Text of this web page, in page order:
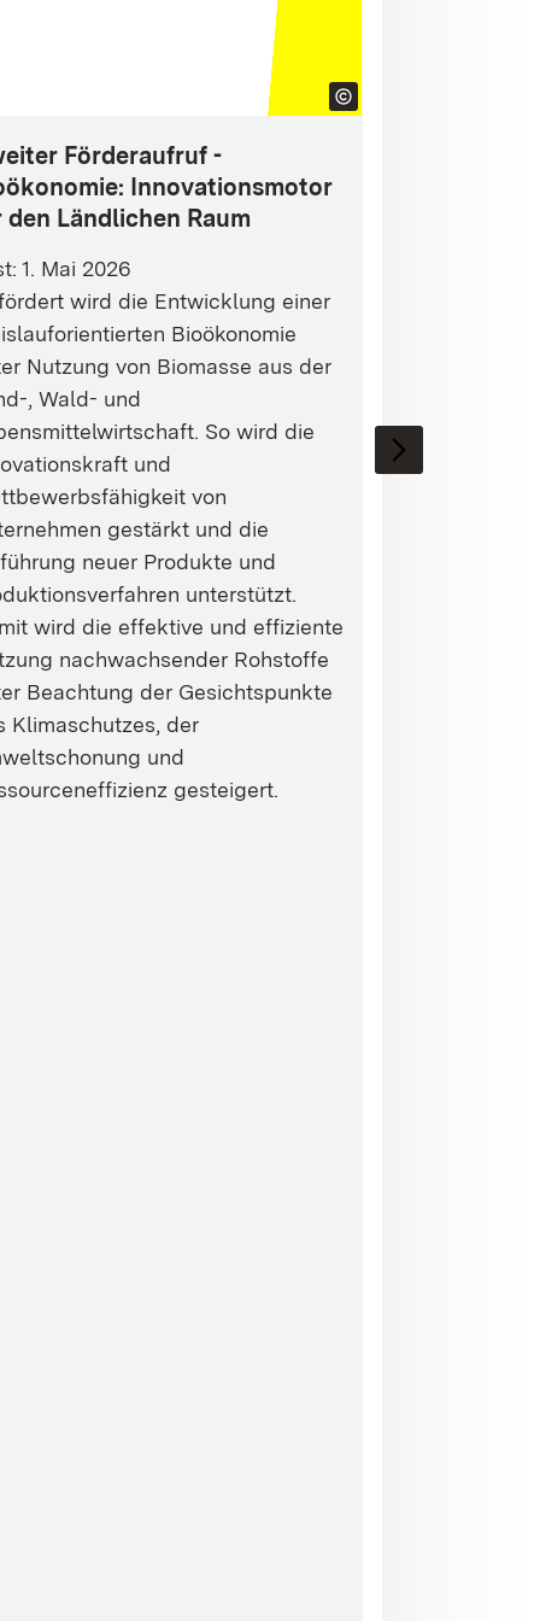
Förderaufruf -
Innovationsmotor
den Ländlichen Raum
1. Mai 2026
wird die Entwicklung einer
Bioökonomie
Nutzung von Biomasse aus der
, Wald- und
So wird die
und
von
gestärkt und die
neuer Produkte und
unterstützt.
wird die effektive und effiziente
nachwachsender Rohstoffe
Beachtung der Gesichtspunkte
Klimaschutzes, der
und
gesteigert.